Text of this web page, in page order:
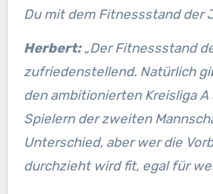
Du mit dem Fitnessstand der
Herbert: „Der Fitnessstand
zufriedenstellend. Natürlich
den ambitionierten Kreisliga A
Spielern der zweiten
Unterschied, aber wer die
durchzieht wird fit, egal für